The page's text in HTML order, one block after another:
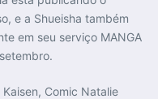
e a Shueisha também
em seu serviço MANGA
Comic Natalie